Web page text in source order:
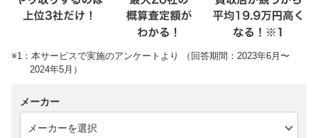
※1：本サービスで実施のアンケートより （回答期間：2023年6月〜
2024年5月）
メーカー